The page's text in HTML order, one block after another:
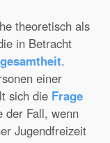
theoretisch als
in Betracht
.
einer
sich die Frage
der Fall, wenn
Jugendfreizeit